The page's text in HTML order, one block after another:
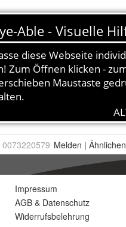
0073220579 Melden | Ähnlichen
Impressum
AGB & Datenschutz
Widerrufsbelehrung